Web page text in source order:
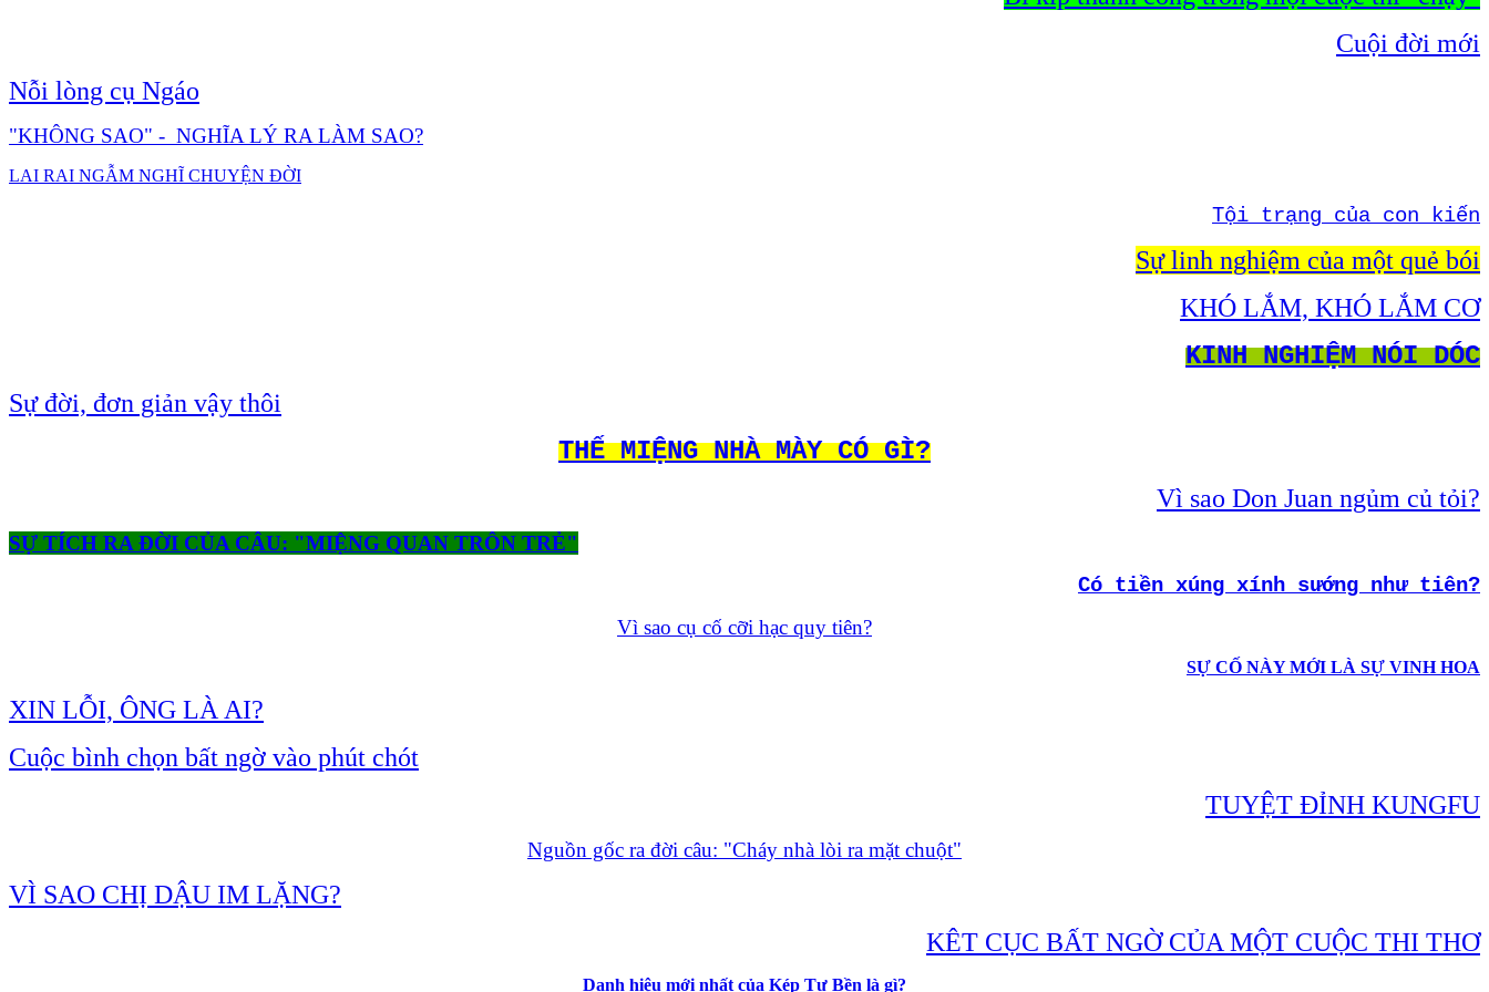
Cuội đời mới
Nỗi lòng cụ Ngáo
"KHÔNG SAO" - NGHĨA LÝ RA LÀM SAO?
LAI RAI NGẪM NGHĨ CHUYỆN ĐỜI
Tội trạng của con kiến
Sự linh nghiệm của một quẻ bói
KHÓ LẮM, KHÓ LẮM CƠ
KINH NGHIỆM NÓI DÓC
Sự đời, đơn giản vậy thôi
THẾ MIỆNG NHÀ MÀY CÓ GÌ?
Vì sao Don Juan ngủm củ tỏi?
SỰ TÍCH RA ĐỜI CỦA CÂU: "MIỆNG QUAN TRÔN TRẺ"
Có tiền xúng xính sướng như tiên?
Vì sao cụ cố cỡi hạc quy tiên?
SỰ CỐ NÀY MỚI LÀ SỰ VINH HOA
XIN LỖI, ÔNG LÀ AI?
Cuộc bình chọn bất ngờ vào phút chót
TUYỆT ĐỈNH KUNGFU
Nguồn gốc ra đời câu: "Cháy nhà lòi ra mặt chuột"
VÌ SAO CHỊ DẬU IM LẶNG?
KÊT CỤC BẤT NGỜ CỦA MỘT CUỘC THI THƠ
Danh hiệu mới nhất của Kép Tư Bền là gì?